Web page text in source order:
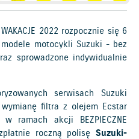
2022 rozpocznie się 6
motocykli Suzuki - bez
sprowadzone indywidualnie
serwisach Suzuki
filtra z olejem Ecstar
ramach akcji BEZPIECZNE
roczną polisę Suzuki-